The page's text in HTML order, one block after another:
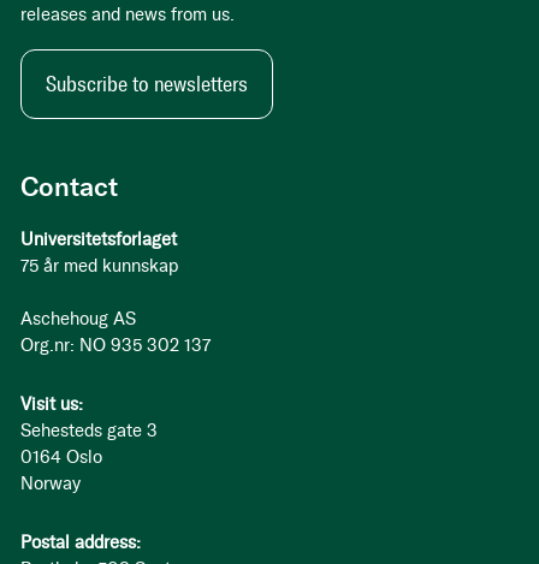
Contact
Universitetsforlaget
75 år med kunnskap
Aschehoug AS
Org.nr: NO 935 302 137
Visit us:
Sehesteds gate 3
0164 Oslo
Norway
Postal address:
releases and news from us.
Subscribe to newsletters